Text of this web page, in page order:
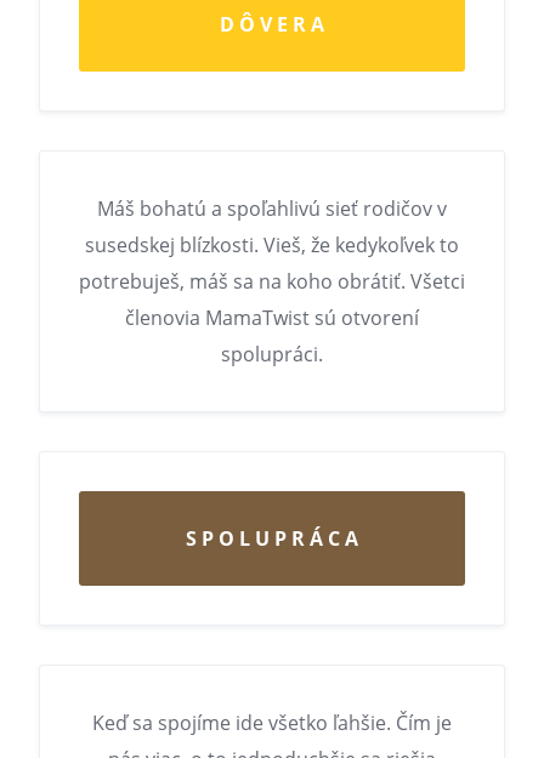
D Ô V E R A
Máš bohatú a spoľahlivú sieť rodičov v
susedskej blízkosti. Vieš, že kedykoľvek to
potrebuješ, máš sa na koho obrátiť. Všetci
členovia MamaTwist sú otvorení
spolupráci.
S P O L U P R Á C A
Keď sa spojíme ide všetko ľahšie. Čím je